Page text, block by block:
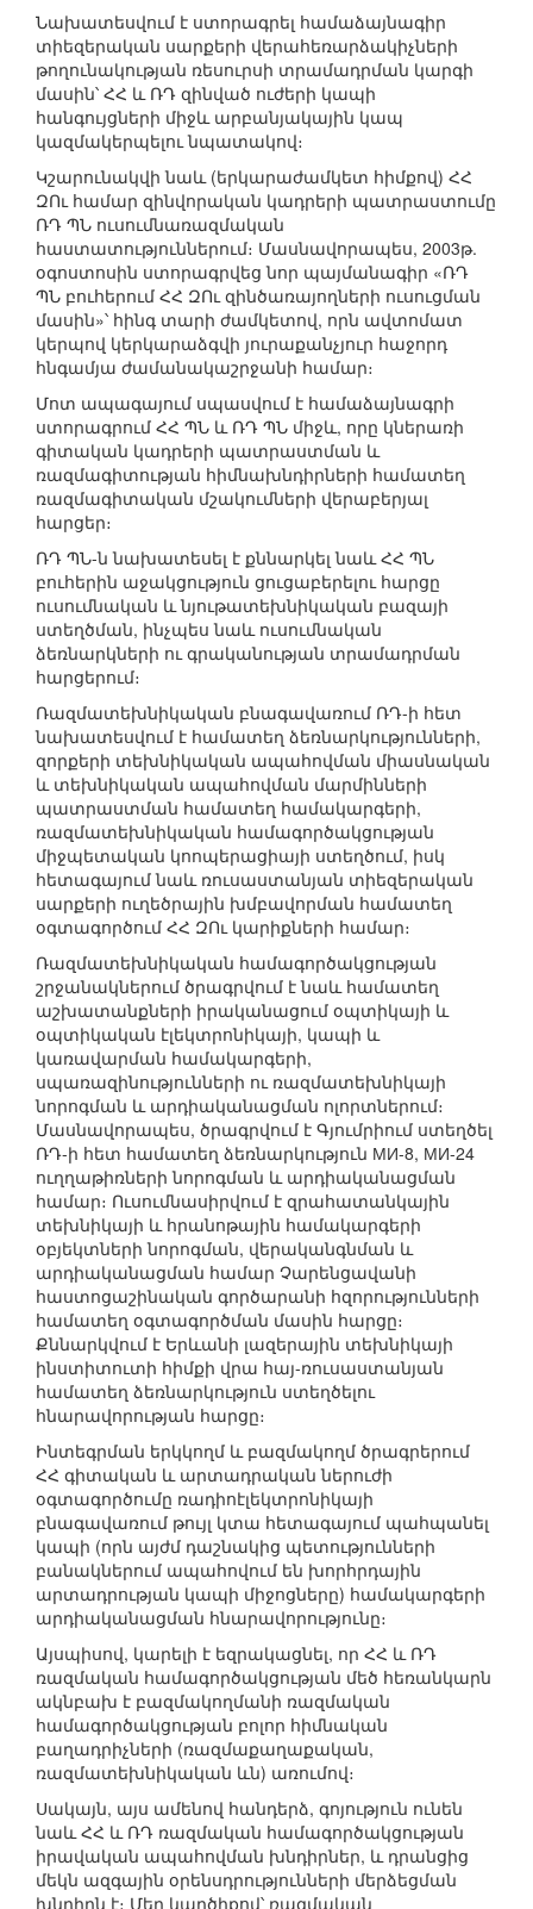
Նախատեսվում է ստորագրել համաձայնագիր
տիեզերական սարքերի վերահեռարձակիչների
թողունակության ռեսուրսի տրամադրման կարգի
մասին՝ ՀՀ և ՌԴ զինված ուժերի կապի
հանգույցների միջև արբանյակային կապ
կազմակերպելու նպատակով։
Կշարունակվի նաև (երկարաժամկետ հիմքով) ՀՀ
ԶՈւ համար զինվորական կադրերի պատրաստումը
ՌԴ ՊՆ ուսումնառազմական
հաստատություններում։ Մասնավորապես, 2003թ.
օգոստոսին ստորագրվեց նոր պայմանագիր «ՌԴ
ՊՆ բուհերում ՀՀ ԶՈւ զինծառայողների ուսուցման
մասին»՝ հինգ տարի ժամկետով, որն ավտոմատ
կերպով կերկարաձգվի յուրաքանչյուր հաջորդ
հնգամյա ժամանակաշրջանի համար։
Մոտ ապագայում սպասվում է համաձայնագրի
ստորագրում ՀՀ ՊՆ և ՌԴ ՊՆ միջև, որը կներառի
գիտական կադրերի պատրաստման և
ռազմագիտության հիմնախնդիրների համատեղ
ռազմագիտական մշակումների վերաբերյալ
հարցեր։
ՌԴ ՊՆ-ն նախատեսել է քննարկել նաև ՀՀ ՊՆ
բուհերին աջակցություն ցուցաբերելու հարցը
ուսումնական և նյութատեխնիկական բազայի
ստեղծման, ինչպես նաև ուսումնական
ձեռնարկների ու գրականության տրամադրման
հարցերում։
Ռազմատեխնիկական բնագավառում ՌԴ-ի հետ
նախատեսվում է համատեղ ձեռնարկությունների,
զորքերի տեխնիկական ապահովման միասնական
և տեխնիկական ապահովման մարմինների
պատրաստման համատեղ համակարգերի,
ռազմատեխնիկական համագործակցության
միջպետական կոոպերացիայի ստեղծում, իսկ
հետագայում նաև ռուսաստանյան տիեզերական
սարքերի ուղեծրային խմբավորման համատեղ
օգտագործում ՀՀ ԶՈւ կարիքների համար։
Ռազմատեխնիկական համագործակցության
շրջանակներում ծրագրվում է նաև համատեղ
աշխատանքների իրականացում օպտիկայի և
օպտիկական էլեկտրոնիկայի, կապի և
կառավարման համակարգերի,
սպառազինությունների ու ռազմատեխնիկայի
նորոգման և արդիականացման ոլորտներում։
Մասնավորապես, ծրագրվում է Գյումրիում ստեղծել
ՌԴ-ի հետ համատեղ ձեռնարկություն МИ-8, МИ-24
ուղղաթիռների նորոգման և արդիականացման
համար։ Ուսումնասիրվում է զրահատանկային
տեխնիկայի և հրանոթային համակարգերի
օբյեկտների նորոգման, վերականգնման և
արդիականացման համար Չարենցավանի
հաստոցաշինական գործարանի հզորությունների
համատեղ օգտագործման մասին հարցը։
Քննարկվում է Երևանի լազերային տեխնիկայի
ինստիտուտի հիմքի վրա հայ-ռուսաստանյան
համատեղ ձեռնարկություն ստեղծելու
հնարավորության հարցը։
Ինտեգրման երկկողմ և բազմակողմ ծրագրերում
ՀՀ գիտական և արտադրական ներուժի
օգտագործումը ռադիոէլեկտրոնիկայի
բնագավառում թույլ կտա հետագայում պահպանել
կապի (որն այժմ դաշնակից պետությունների
բանակներում ապահովում են խորհրդային
արտադրության կապի միջոցները) համակարգերի
արդիականացման հնարավորությունը։
Այսպիսով, կարելի է եզրակացնել, որ ՀՀ և ՌԴ
ռազմական համագործակցության մեծ հեռանկարն
ակնբախ է բազմակողմանի ռազմական
համագործակցության բոլոր հիմնական
բաղադրիչների (ռազմաքաղաքական,
ռազմատեխնիկական ևն) առումով։
Սակայն, այս ամենով հանդերձ, գոյություն ունեն
նաև ՀՀ և ՌԴ ռազմական համագործակցության
իրավական ապահովման խնդիրներ, և դրանցից
մեկն ազգային օրենսդրությունների մերձեցման
խնդիրն է։ Մեր կարծիքով՝ ռազմական